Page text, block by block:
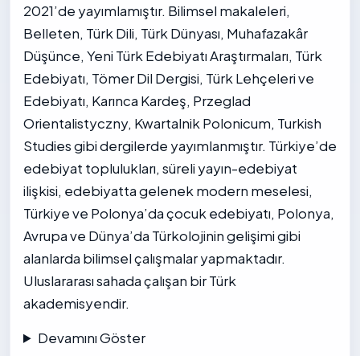
2021’de yayımlamıştır. Bilimsel makaleleri,
Belleten, Türk Dili, Türk Dünyası, Muhafazakâr
Düşünce, Yeni Türk Edebiyatı Araştırmaları, Türk
Edebiyatı, Tömer Dil Dergisi, Türk Lehçeleri ve
Edebiyatı, Karınca Kardeş, Przeglad
Orientalistyczny, Kwartalnik Polonicum, Turkish
Studies gibi dergilerde yayımlanmıştır. Türkiye’de
edebiyat toplulukları, süreli yayın-edebiyat
ilişkisi, edebiyatta gelenek modern meselesi,
Türkiye ve Polonya’da çocuk edebiyatı, Polonya,
Avrupa ve Dünya’da Türkolojinin gelişimi gibi
alanlarda bilimsel çalışmalar yapmaktadır.
Uluslararası sahada çalışan bir Türk
akademisyendir.
Devamını Göster